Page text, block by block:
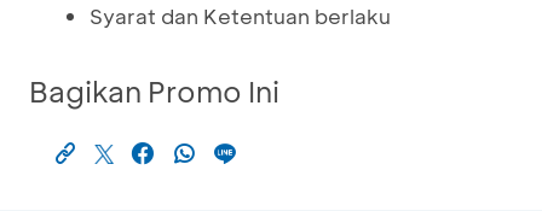
Syarat dan Ketentuan berlaku
Bagikan Promo Ini